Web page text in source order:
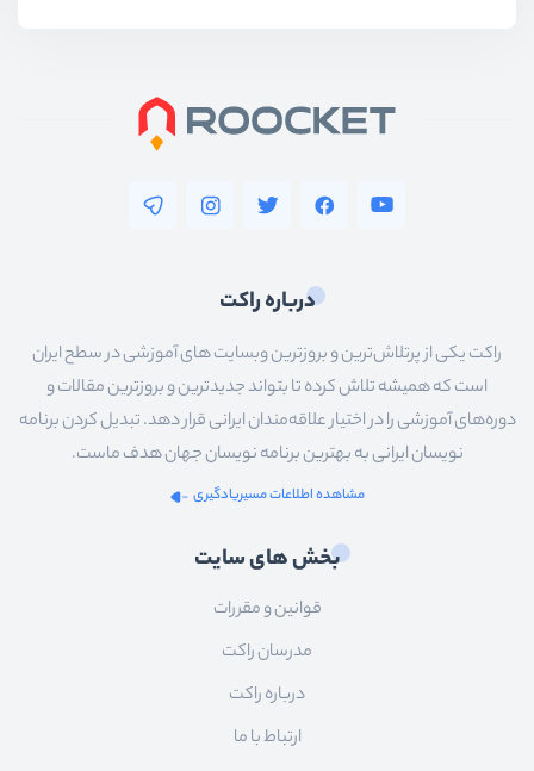
درباره راکت
راکت یکی از پرتلاش‌ترین و بروزترین وبسایت های آموزشی در سطح ایران
است که همیشه تلاش کرده تا بتواند جدیدترین و بروزترین مقالات و
دوره‌های آموزشی را در اختیار علاقه‌مندان ایرانی قرار دهد. تبدیل کردن برنامه
نویسان ایرانی به بهترین برنامه نویسان جهان هدف ماست.
مشاهده اطلاعات مسیریادگیری
بخش های سایت
قوانین و مقررات
مدرسان راکت
درباره راکت
ارتباط با ما